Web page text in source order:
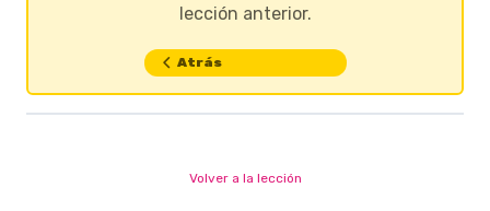
lección anterior.
Atrás
Volver a la lección